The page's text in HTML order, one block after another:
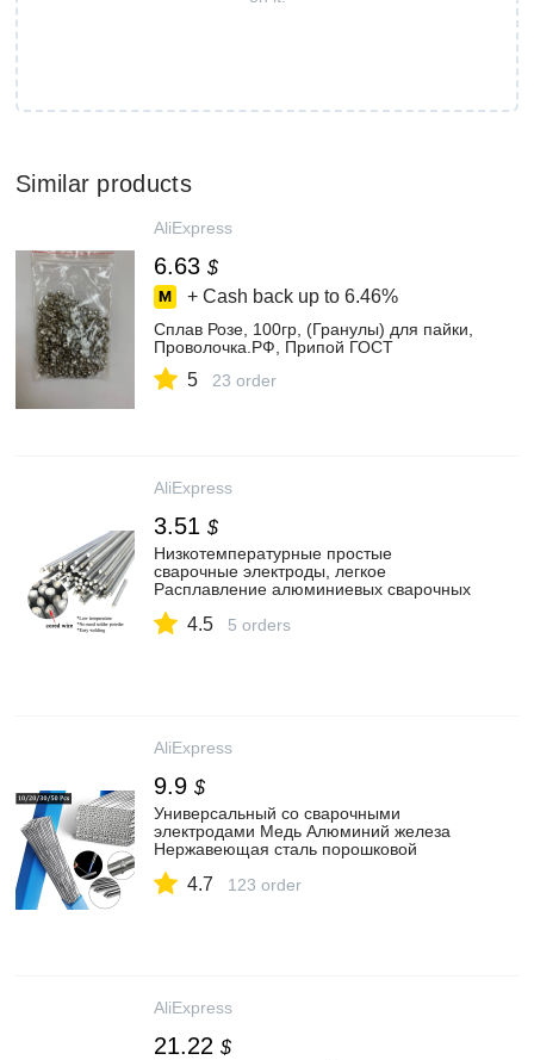
Similar products
AliExpress
6.63 $
+ Cash back up to 6.46%
Сплав Розе, 100гр, (Гранулы) для пайки,
Проволочка.РФ, Припой ГОСТ
5 23 order
AliExpress
3.51 $
Низкотемпературные простые
сварочные электроды, легкое
Расплавление алюминиевых сварочных
Проволочный припой для алюминия
4.5 5 orders
AliExpress
9.9 $
Универсальный со сварочными
электродами Медь Алюминий железа
Нержавеющая сталь порошковой
припоя электрод нет необходимости
4.7 123 order
AliExpress
21.22 $